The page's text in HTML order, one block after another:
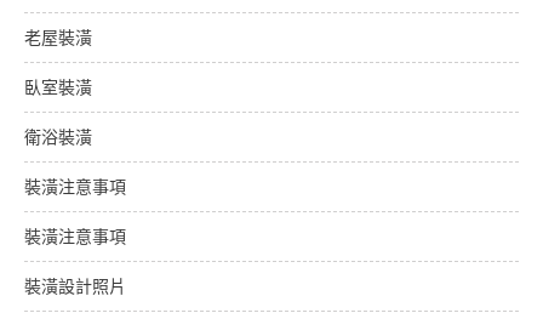
老屋裝潢
臥室裝潢
衛浴裝潢
裝潢注意事項
裝潢注意事項
裝潢設計照片